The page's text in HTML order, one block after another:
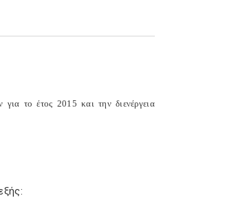
το έτος 2015 και την διενέργεια